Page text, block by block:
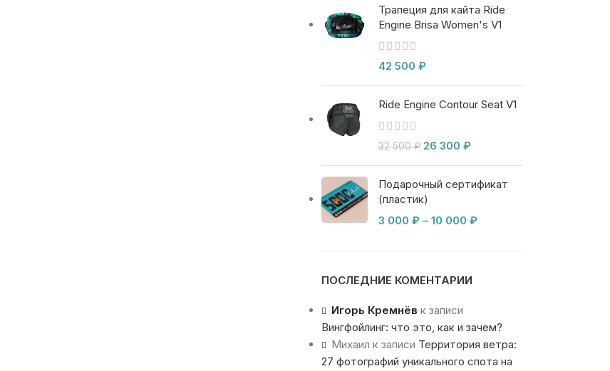
Трапеция для кайта Ride
Engine Brisa Women's V1
42 500 ₽
Ride Engine Contour Seat V1
32 500₽ 26 300 ₽
Подарочный сертификат
(пластик)
3 000 ₽ – 10 000 ₽
ПОСЛЕДНИЕ КОМЕНТАРИИ
Игорь Кремнёв к записи
Вингфойлинг: что это, как и зачем?
Михаил к записи Территория ветра:
27 фотографий уникального спота на